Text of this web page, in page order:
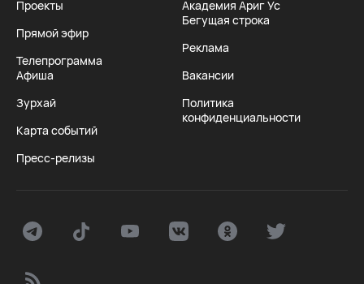
Проекты
Прямой эфир
Телепрограмма
Афиша
Зурхай
Карта событий
Пресс-релизы
Академия Ариг Ус
Бегущая строка
Реклама
Вакансии
Политика
конфиденциальности